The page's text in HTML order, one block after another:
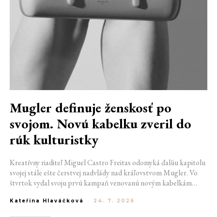
Mugler definuje ženskosť po
svojom. Novú kabelku zveril do
rúk kulturistky
Kreatívny riaditeľ Miguel Castro Freitas odomyká ďalšiu kapitolu
svojej stále ešte čerstvej nadvlády nad kráľovstvom Mugler. Vo
štvrtok vydal svoju prvú kampaň venovanú novým kabelkám
návrhár do módneho domu prišiel. Umne kombinuje výrazy
Kateřina Hlaváčková - 24. 7. 2026